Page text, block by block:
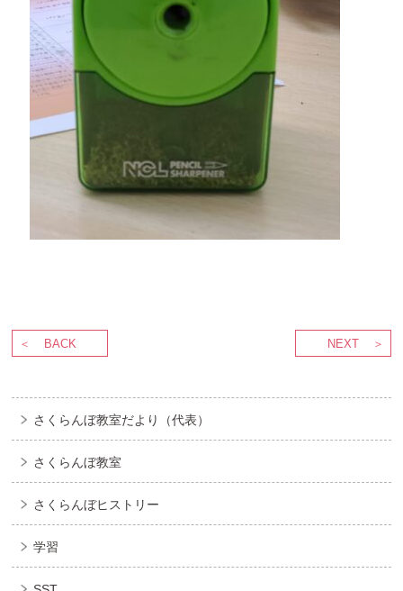
BACK NEXT
さくらんぼ教室だより（代表）
さくらんぼ教室
さくらんぼヒストリー
学習